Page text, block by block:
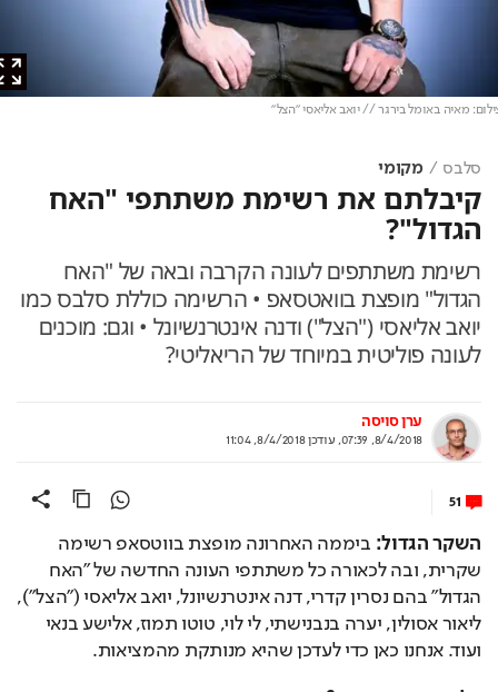
מאיה באומל בירגר // יואב אליאסי "הצל"
סלבס מקומי
קיבלתם את רשימת משתתפי "האח
הגדול"?
רשימת משתתפים לעונה הקרבה ובאה של "האח
הגדול" מופצת בוואטסאפ • הרשימה כוללת סלבס כמו
יואב אליאסי ("הצל") ודנה אינטרנשיונל • וגם: מוכנים
לעונה פוליטית במיוחד של הריאליטי?
ערן סויסה
8/4/2018, 07:39
,עודכן8/4/2018, 11:04
51
השקר הגדול:
ביממה האחרונה מופצת בווטסאפ רשימה
שקרית, ובה לכאורה כל משתתפי העונה החדשה של "האח
הגדול" בהם נסרין קדרי, דנה אינטרנשיונל, יואב אליאסי ("הצל"),
ליאור אסולין, יערה בנבנישתי, לי לוי, טוטו תמוז, אלישע בנאי
ועוד. אנחנו כאן כדי לעדכן שהיא מנותקת מהמציאות.